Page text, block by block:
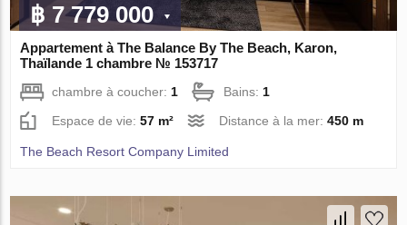
฿ 7 779 000
Appartement à The Balance By The Beach, Karon,
Thaïlande 1 chambre № 153717
chambre à coucher: 1 Bains: 1
Espace de vie:57 m² Distance à la mer:450 m
The Beach Resort Company Limited